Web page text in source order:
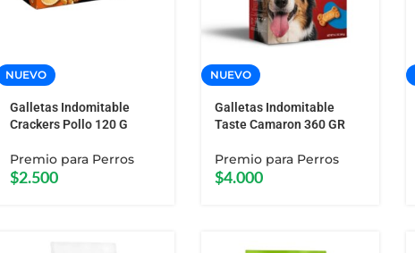
NUEVO
Galletas Indomitable
Crackers Pollo 120 G
Premio para Perros
$2.500
NUEVO
Galletas Indomitable
Taste Camaron 360 GR
Premio para Perros
$4.000